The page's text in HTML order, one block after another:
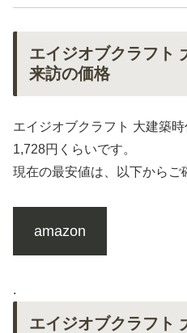
エイジオブクラフト
来訪の価格
エイジオブクラフト 大建築
1,728円くらいです。
現在の最安値は、以下からご
amazon
.
エイジオブクラフト